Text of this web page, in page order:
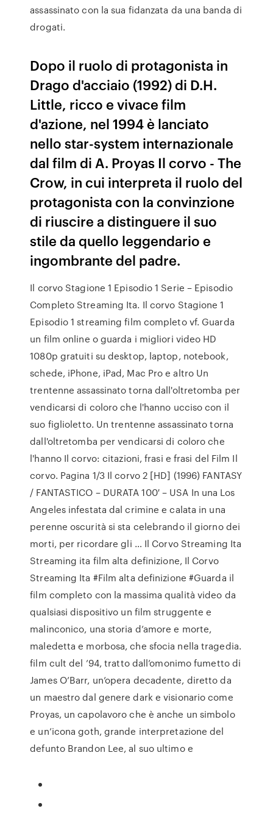
assassinato con la sua fidanzata da una banda di
drogati.
Dopo il ruolo di protagonista in
Drago d'acciaio (1992) di D.H.
Little, ricco e vivace film
d'azione, nel 1994 è lanciato
nello star-system internazionale
dal film di A. Proyas Il corvo - The
Crow, in cui interpreta il ruolo del
protagonista con la convinzione
di riuscire a distinguere il suo
stile da quello leggendario e
ingombrante del padre.
Il corvo Stagione 1 Episodio 1 Serie – Episodio
Completo Streaming Ita. Il corvo Stagione 1
Episodio 1 streaming film completo vf. Guarda
un film online o guarda i migliori video HD
1080p gratuiti su desktop, laptop, notebook,
schede, iPhone, iPad, Mac Pro e altro Un
trentenne assassinato torna dall'oltretomba per
vendicarsi di coloro che l'hanno ucciso con il
suo figlioletto. Un trentenne assassinato torna
dall'oltretomba per vendicarsi di coloro che
l'hanno Il corvo: citazioni, frasi e frasi del Film Il
corvo. Pagina 1/3 Il corvo 2 [HD] (1996) FANTASY
/ FANTASTICO – DURATA 100′ – USA In una Los
Angeles infestata dal crimine e calata in una
perenne oscurità si sta celebrando il giorno dei
morti, per ricordare gli … Il Corvo Streaming Ita
Streaming ita film alta definizione, Il Corvo
Streaming Ita #Film alta definizione #Guarda il
film completo con la massima qualità video da
qualsiasi dispositivo un film struggente e
malinconico, una storia d’amore e morte,
maledetta e morbosa, che sfocia nella tragedia.
film cult del ’94, tratto dall’omonimo fumetto di
James O’Barr, un’opera decadente, diretto da
un maestro dal genere dark e visionario come
Proyas, un capolavoro che è anche un simbolo
e un’icona goth, grande interpretazione del
defunto Brandon Lee, al suo ultimo e